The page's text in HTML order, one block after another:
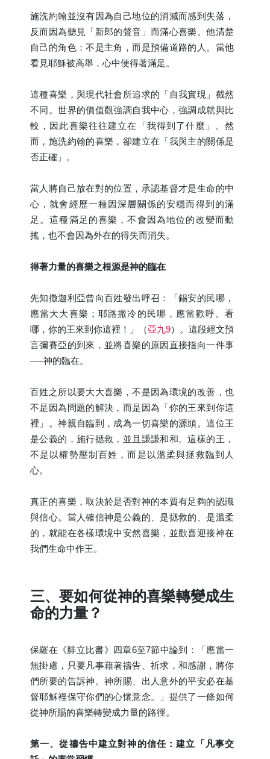
施洗約翰並沒有因為自己地位的消減而感到失落，
反而因為聽見「新郎的聲音」而滿心喜樂。他清楚
自己的角色：不是主角，而是預備道路的人。當他
看見耶穌被高舉，心中便得著滿足。
這種喜樂，與現代社會所追求的「自我實現」截然
不同。世界的價值觀強調自我中心，強調成就與比
較，因此喜樂往往建立在「我得到了什麼」。然
而，施洗約翰的喜樂，卻建立在「我與主的關係是
否正確」。
當人將自己放在對的位置，承認基督才是生命的中
心，就會經歷一種因深層關係的安穩而得到的滿
足。這種滿足的喜樂，不會因為地位的改變而動
搖，也不會因為外在的得失而消失。
得著力量的喜樂之根源是神的臨在
先知撒迦利亞曾向百姓發出呼召：「錫安的民哪，
應當大大喜樂；耶路撒冷的民哪，應當歡呼。看
哪，你的王來到你這裡！」（亞九9）。這段經文預
言彌賽亞的到來，並將喜樂的原因直接指向一件事
──神的臨在。
百姓之所以要大大喜樂，不是因為環境的改善，也
不是因為問題的解決，而是因為「你的王來到你這
裡」。神親自臨到，成為一切喜樂的源頭。這位王
是公義的，施行拯救，並且謙謙和和。這樣的王，
不是以權勢壓制百姓，而是以溫柔與拯救臨到人
心。
真正的喜樂，取決於是否對神的本質有足夠的認識
與信心。當人確信神是公義的、是拯救的、是溫柔
的，就能在各樣環境中安然喜樂，並歡喜迎接神在
我們生命中作王。
三、要如何從神的喜樂轉變成生
命的力量？
保羅在《腓立比書》四章6至7節中論到：「應當一
無掛慮，只要凡事藉著禱告、祈求，和感謝，將你
們所要的告訴神。神所賜、出人意外的平安必在基
督耶穌裡保守你們的心懷意念。」提供了一條如何
從神所賜的喜樂轉變成力量的路徑。
第一、從禱告中建立對神的信任：建立「凡事交